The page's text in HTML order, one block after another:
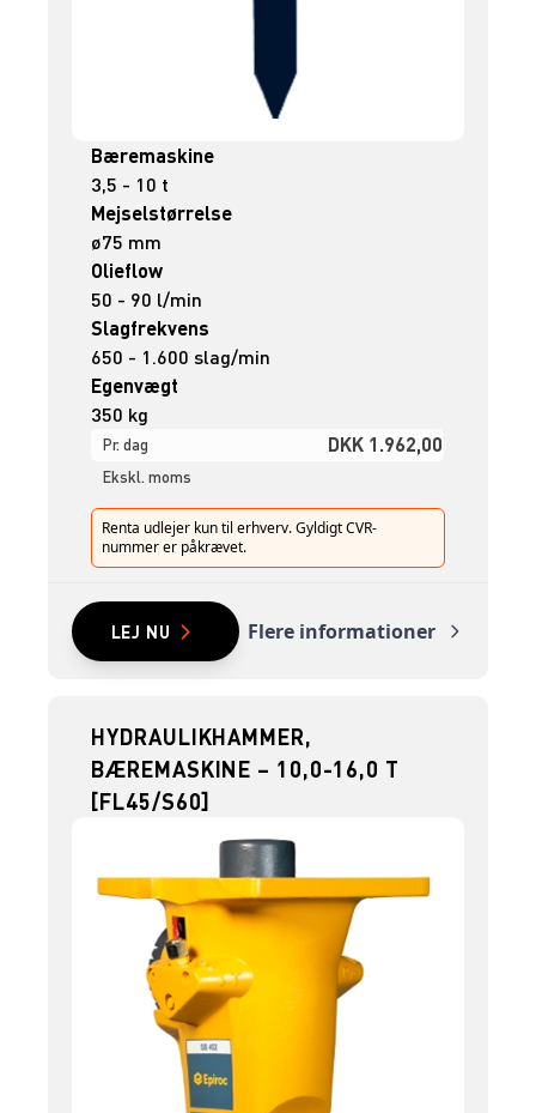
Bæremaskine
3,5 - 10 t
Mejselstørrelse
ø75 mm
Olieflow
50 - 90 l/min
Slagfrekvens
650 - 1.600 slag/min
Egenvægt
350 kg
Pr. dag DKK 1.962,00
Ekskl. moms
Renta udlejer kun til erhverv. Gyldigt CVR-
nummer er påkrævet.
LEJ NU Flere informationer
HYDRAULIKHAMMER,
BÆREMASKINE – 10,0-16,0 T
[FL45/S60]